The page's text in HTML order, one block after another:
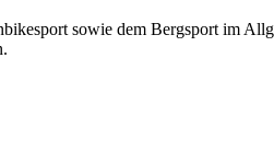
sowie dem Bergsport im